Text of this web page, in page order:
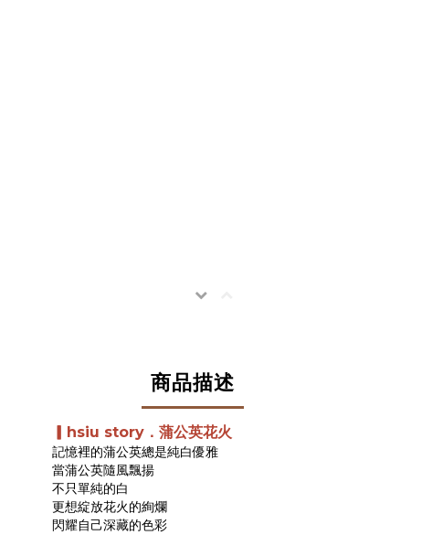
商品描述
▎ hsiu story．蒲公英花火
記憶裡的蒲公英總是純白優雅
當蒲公英隨風飄揚
不只單純的白
更想綻放花火的絢爛
閃耀自己深藏的色彩